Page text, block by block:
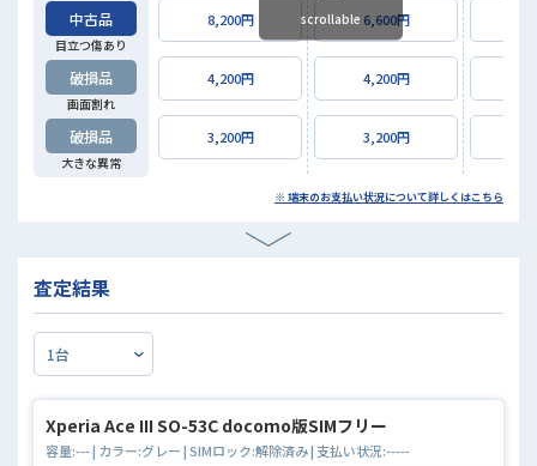
中古品
目立つ傷あり
破損品
画面割れ
破損品
大きな異常
8,200円 6,600円
4,200円 4,200円
3,200円 3,200円
scrollable
※ 端末のお支払い状況について詳しくはこちら
査定結果
Xperia Ace III SO-53C docomo版SIMフリー
容量:---| カラー:グレー| SIMロック:解除済み| 支払い状況:-----